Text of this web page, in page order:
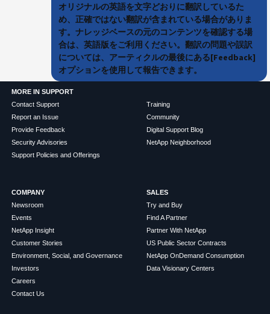
オリジナルの英語を文字どおりに翻訳しているた
め、正確ではない翻訳が含まれている場合がありま
す。ナレッジベースの元のコンテンツを確認する場
合は、英語版をご利用ください。翻訳の問題や誤訳
については、アーティクルの最後にある[Feedback]
オプションを使用して報告できます。
MORE IN SUPPORT
Contact Support
Report an Issue
Provide Feedback
Security Advisories
Support Policies and Offerings
Training
Community
Digital Support Blog
NetApp Neighborhood
COMPANY
Newsroom
Events
NetApp Insight
Customer Stories
Environment, Social, and Governance
Investors
Careers
Contact Us
SALES
Try and Buy
Find A Partner
Partner With NetApp
US Public Sector Contracts
NetApp OnDemand Consumption
Data Visionary Centers